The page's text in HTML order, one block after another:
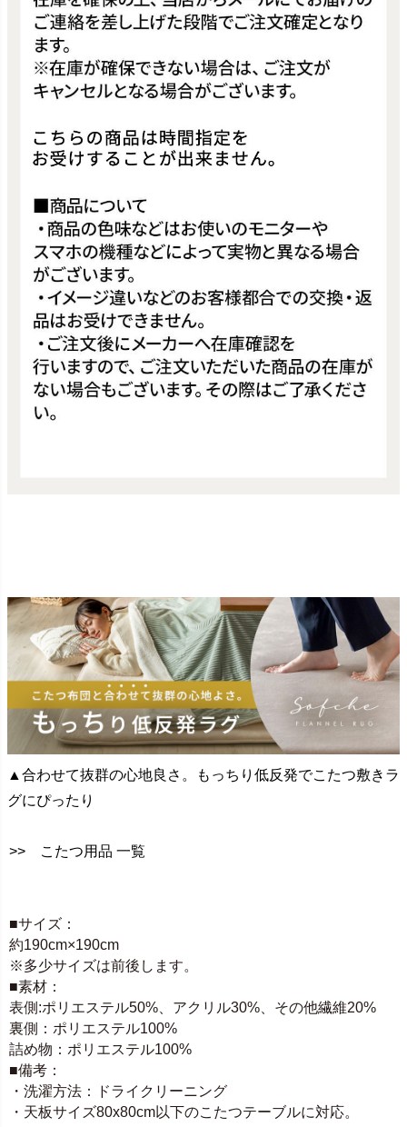
▲合わせて抜群の心地良さ。もっちり低反発でこたつ敷きラ
グにぴったり
>> こたつ用品 一覧
■サイズ：
約190cm×190cm
※多少サイズは前後します。
■素材：
表側:ポリエステル50%、アクリル30%、その他繊維20%
裏側：ポリエステル100%
詰め物：ポリエステル100%
■備考：
・洗濯方法：ドライクリーニング
・天板サイズ80x80cm以下のこたつテーブルに対応。